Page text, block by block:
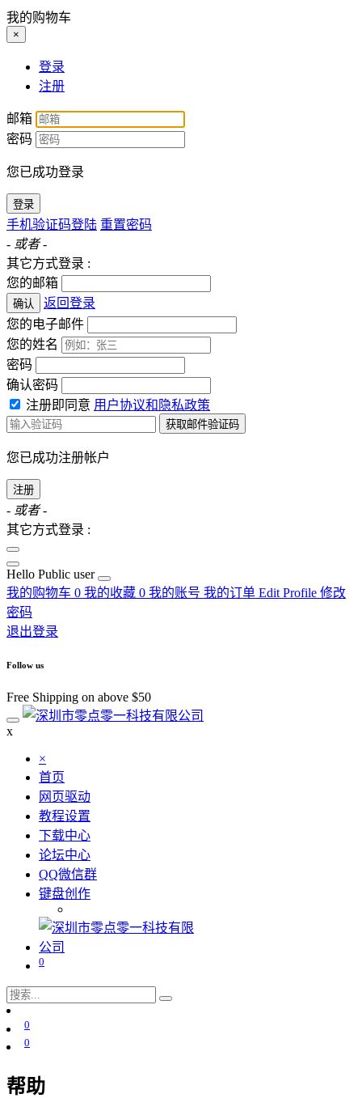
我的购物车
×
登录
注册
邮箱
密码
您已成功登录
登录
手机验证码登陆 重置密码
- 或者 -
其它方式登录 :
您的邮箱
确认
返回登录
您的电子邮件
您的姓名
密码
确认密码
注册即同意 用户协议和隐私政策
获取邮件验证码
您已成功注册帐户
注册
- 或者 -
其它方式登录 :
Hello Public user
我的购物车 0 我的收藏 0 我的账号 我的订单 Edit Profile 修改
密码
退出登录
Follow us
Free Shipping on above $50
x
×
首页
网页驱动
教程设置
下载中心
论坛中心
QQ微信群
键盘创作
0
0
0
帮助